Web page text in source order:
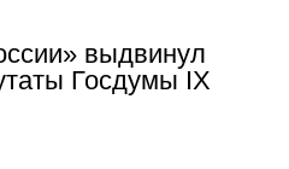
выдвинул
Госдумы IX